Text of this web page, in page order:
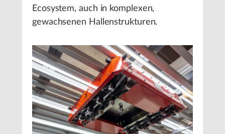
Ecosystem, auch in komplexen,
gewachsenen Hallenstrukturen.